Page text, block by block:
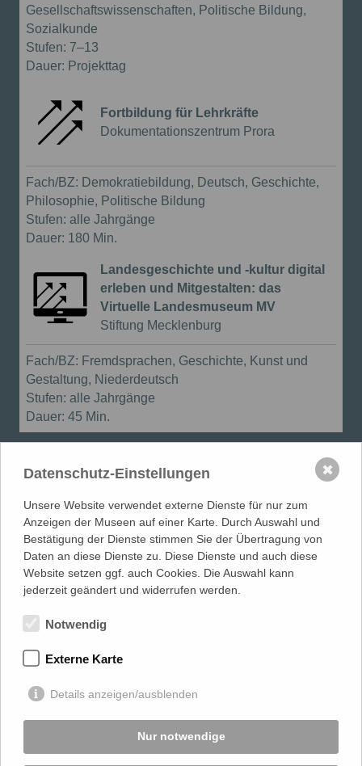
Gesellschaftswissenschaften, Politische Bildung,
Sozialkunde
Stufen: 7–13
Dauer: Projekttag
Fortbildung in Präsenz
Fortbildung für Lehrkräfte
{{Anbieter:}}
Dokumentationszentrum Prora
Fach/BZ: Demokratiebildung, Deutsch, Geschichte,
Philosophie, Politische Bildung
Stufen: alle Jahrgänge
Dauer: 180 Min.
Online-Fortbildung
Landesgeschichte und -kultur digital
erleben und Mitgestalten: das
Virtuelle Landesmuseum MV
{{Anbieter:}}
Stiftung Mecklenburg
Fach/BZ: Fremdsprachen, Geschichte, Kunst und
Gestaltung, Niederdeutsch
Stufen: alle Jahrgänge
Dauer: 45 Min.
Online-Fortbildung
Andere Bildungsangebote finden
MUSEUMSVERBAND
Datenschutz-Einstellungen
Unsere Website verwendet externe Dienste für nur zum
Anzeigen der Museen auf einer Karte. Durch Auswahl und
Bestätigung der Dienste stimmen Sie der Übertragung von
Daten an diese Dienste zu. Diese Dienste und auch diese
Website setzen ggf. auch Cookies. Die Auswahl kann
jederzeit geändert und widerrufen werden.
Notwendig
Externe Karte
Details anzeigen/ausblenden
Nur notwendige
✖